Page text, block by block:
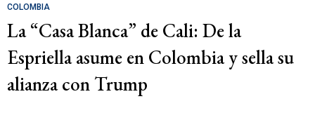
COLOMBIA
La “Casa Blanca” de Cali: De la
Espriella asume en Colombia y sella su
alianza con Trump